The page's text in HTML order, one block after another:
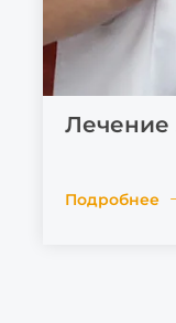
Лечение
Подробнее